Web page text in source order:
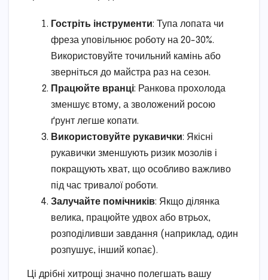
Гостріть інструменти: Тупа лопата чи
фреза уповільнює роботу на 20-30%.
Використовуйте точильний камінь або
зверніться до майстра раз на сезон.
Працюйте вранці: Ранкова прохолода
зменшує втому, а зволожений росою
ґрунт легше копати.
Використовуйте рукавички: Якісні
рукавички зменшують ризик мозолів і
покращують хват, що особливо важливо
під час тривалої роботи.
Залучайте помічників: Якщо ділянка
велика, працюйте удвох або втрьох,
розподіливши завдання (наприклад, один
розпушує, інший копає).
Ці дрібні хитрощі значно полегшать вашу